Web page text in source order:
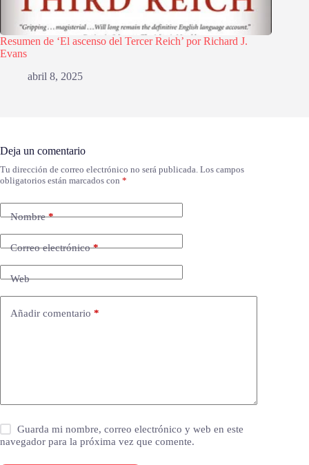
Resumen de ‘El ascenso del Tercer Reich’ por Richard J.
Evans
abril 8, 2025
Deja un comentario
Tu dirección de correo electrónico no será publicada. Los campos
obligatorios están marcados con *
Nombre*
Correo electrónico*
Web
Añadir comentario *
Guarda mi nombre, correo electrónico y web en este
navegador para la próxima vez que comente.